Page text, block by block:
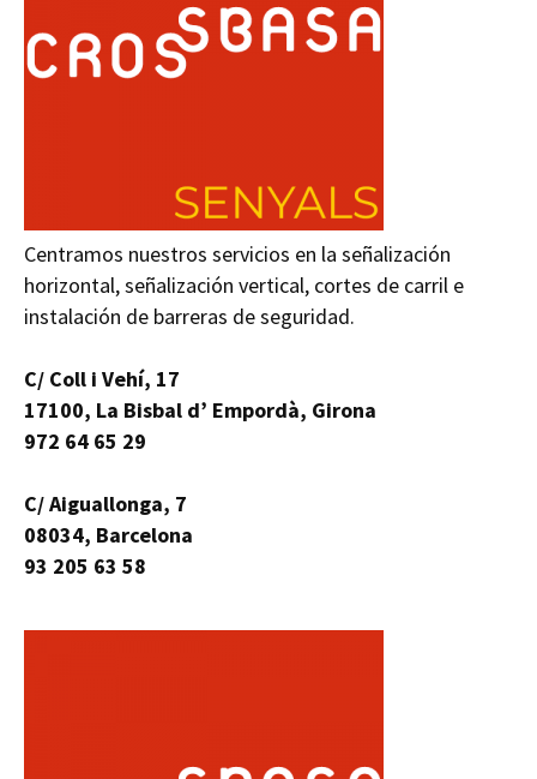
Centramos nuestros servicios en la señalización
horizontal, señalización vertical, cortes de carril e
instalación de barreras de seguridad.
C/ Coll i Vehí, 17
17100, La Bisbal d’ Empordà, Girona
972 64 65 29
C/ Aiguallonga, 7
08034, Barcelona
93 205 63 58